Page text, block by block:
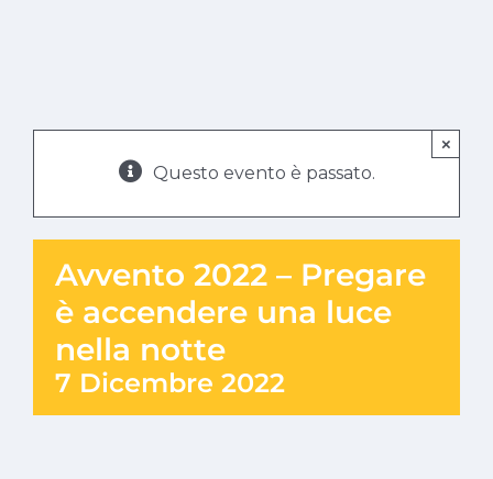
Questo evento è passato.
×
Avvento 2022 – Pregare
è accendere una luce
nella notte
7 Dicembre 2022